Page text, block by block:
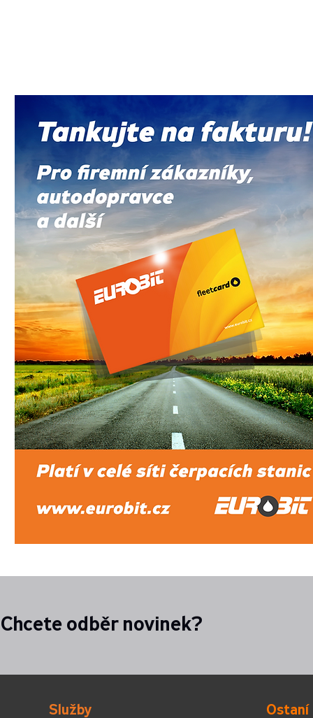
Chcete odběr novinek?
Služby Ostaní